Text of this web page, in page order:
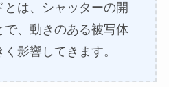
とは、シャッターの開
で、動きのある被写体
影響してきます。